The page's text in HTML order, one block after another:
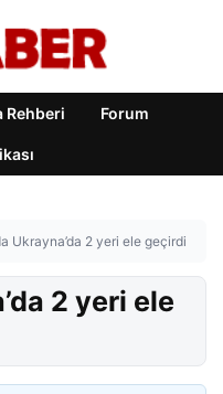
Rehberi Forum
Ukrayna’da 2 yeri ele geçirdi
2 yeri ele